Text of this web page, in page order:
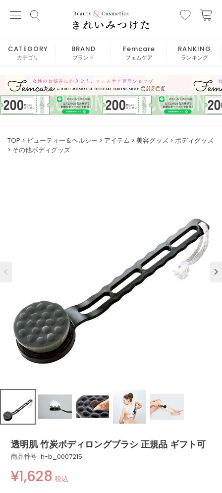
CATEGORY
カテゴリ
BRAND
ブランド
Femcare
フェムケア
RANKING
ランキング
TOP ビューティー＆ヘルシー アイテム 美容グッズ
ボディグッズ
その他ボディグッズ
透明肌 竹炭ボディロングブラシ 正規品 ギフト可
商品番号 h-b_0007215
¥1,628 税込